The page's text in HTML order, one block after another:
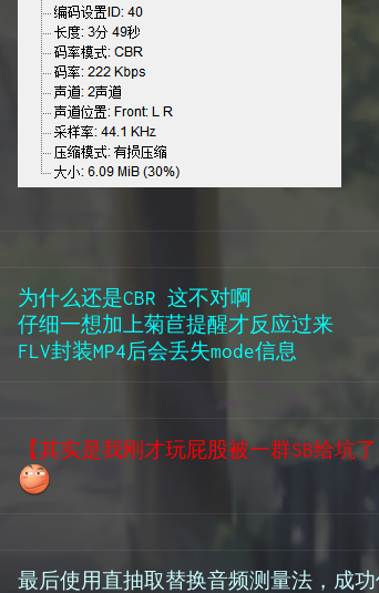
为什么还是CBR 这不对啊
仔细一想加上菊苣提醒才反应过来
FLV封装MP4后会丢失mode信息
【其实是我刚才玩屁股被一群SB给坑
最后使用直抽取替换音频测量法，成